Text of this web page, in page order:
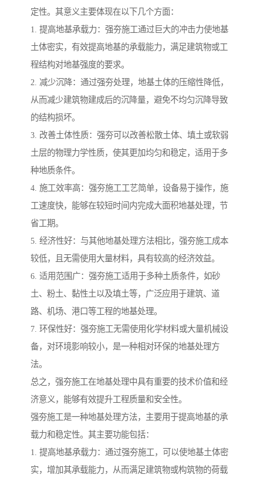
定性。其意义主要体现在以下几个方面：
1. 提高地基承载力：强夯施工通过巨大的冲击力使地基
土体密实，有效提高地基的承载能力，满足建筑物或工
程结构对地基强度的要求。
2. 减少沉降：通过强夯处理，地基土体的压缩性降低，
从而减少建筑物建成后的沉降量，避免不均匀沉降导致
的结构损坏。
3. 改善土体性质：强夯可以改善松散土体、填土或软弱
土层的物理力学性质，使其更加均匀和稳定，适用于多
种地质条件。
4. 施工效率高：强夯施工工艺简单，设备易于操作，施
工速度快，能够在较短时间内完成大面积地基处理，节
省工期。
5. 经济性好：与其他地基处理方法相比，强夯施工成本
较低，且无需使用大量材料，具有较高的经济效益。
6. 适用范围广：强夯施工适用于多种土质条件，如砂
土、粉土、黏性土以及填土等，广泛应用于建筑、道
路、机场、港口等工程的地基处理。
7. 环保性好：强夯施工无需使用化学材料或大量机械设
备，对环境影响较小，是一种相对环保的地基处理方
法。
总之，强夯施工在地基处理中具有重要的技术价值和经
济意义，能够有效提升工程质量和安全性。
强夯施工是一种地基处理方法，主要用于提高地基的承
载力和稳定性。其主要功能包括：
1. 提高地基承载力：通过强夯施工，可以使地基土体密
实，增加其承载能力，从而满足建筑物或构筑物的荷载